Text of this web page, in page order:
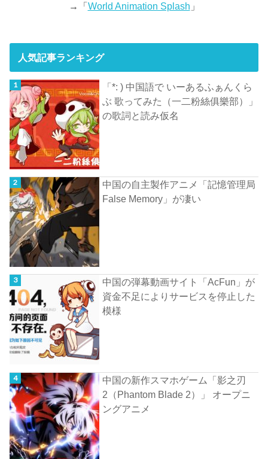
→「World Animation Splash 」
人気記事ランキング
「*: ) 中国語で いーあるふぁんくら
ぶ 歌ってみた（一二粉絲俱樂部）」
の歌詞と読み仮名
中国の自主製作アニメ「記憶管理局
False Memory」が凄い
中国の弾幕動画サイト「AcFun」が
資金不足によりサービスを停止した
模様
中国の新作スマホゲーム「影之刃
2（Phantom Blade 2）」 オープニ
ングアニメ